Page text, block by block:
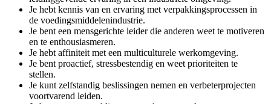
Je hebt kennis van en ervaring met verpakkingsprocessen in
de voedingsmiddelenindustrie.
Je bent een mensgerichte leider die anderen weet te motiveren
en te enthousiasmeren.
Je hebt affiniteit met een multiculturele werkomgeving.
Je bent proactief, stressbestendig en weet prioriteiten te
stellen.
Je kunt zelfstandig beslissingen nemen en verbeterprojecten
voortvarend leiden.